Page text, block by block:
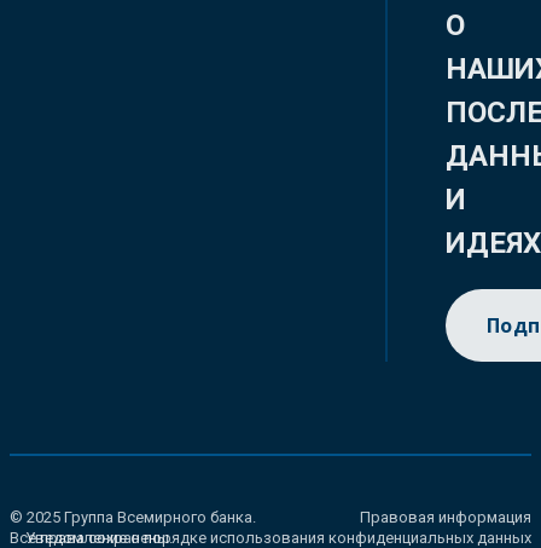
О
И
ИДЕЯХ
© 2025 Группа Всемирного банка.
Все права сохранены.
Правовая информация
Уведомление о порядке использования конфиденциальных данных